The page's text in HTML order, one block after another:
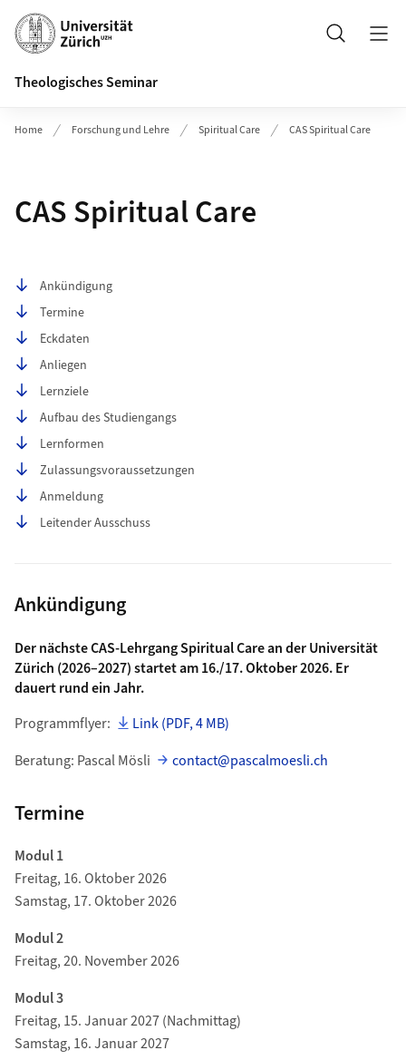
Header
Suche
Theologisches Seminar
Home Forschung und Lehre Spiritual Care CAS Spiritual Care
CAS Spiritual Care
Seiteninhalt
Ankündigung
Termine
Eckdaten
Anliegen
Lernziele
Aufbau des Studiengangs
Lernformen
Zulassungsvoraussetzungen
Anmeldung
Leitender Ausschuss
Ankündigung
Der nächste CAS-Lehrgang Spiritual Care an der Universität
Zürich (2026–2027) startet am 16./17. Oktober 2026. Er
dauert rund ein Jahr.
Programmflyer:
Link (PDF, 4 MB)
Beratung: Pascal Mösli
contact@pascalmoesli.ch
Termine
Modul 1
Freitag, 16. Oktober 2026
Samstag, 17. Oktober 2026
Modul 2
Freitag, 20. November 2026
Modul 3
Freitag, 15. Januar 2027 (Nachmittag)
Samstag, 16. Januar 2027